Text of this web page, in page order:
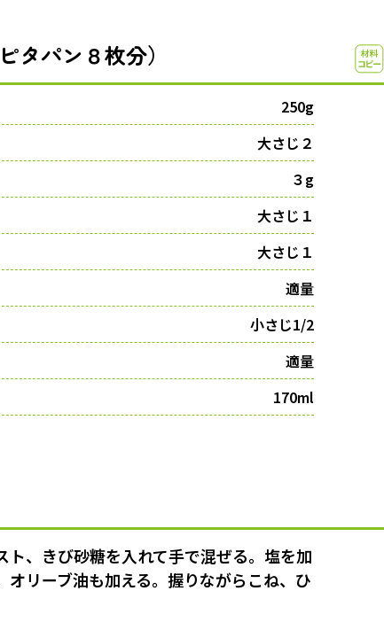
タパン８枚分）
250g
大さじ２
３g
大さじ１
大さじ１
適量
小さじ1/2
適量
170ml
ト、きび砂糖を入れて手で混ぜる。塩を加
リーブ油も加える。握りながらこね、ひ